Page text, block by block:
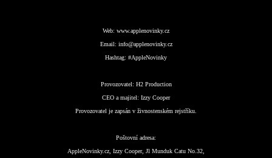
Web: www.applenovinky.cz
Email: info@applenovinky.cz
Hashtag: #AppleNovinky
Provozovatel: H2 Production
CEO a majitel: Izzy Cooper
Provozovatel je zapsán v živnostenském rejstříku.
Poštovní adresa:
AppleNovinky.cz, Izzy Cooper, Jl Munduk Catu No.32,